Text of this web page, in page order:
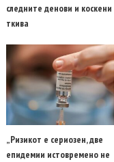
следните денови и коскени
ткива
„Ризикот е сериозен, две
епидемии истовремено не